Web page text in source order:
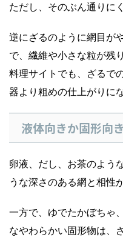
ただし、そのぶん通りに
逆にざるのように網目が
で、繊維や小さな粒が残
料理サイトでも、ざるで
器より粗めの仕上がりに
液体向きか固形向
卵液、だし、お茶のよう
うな深さのある網と相性
一方で、ゆでたかぼちゃ
なやわらかい固形物は、